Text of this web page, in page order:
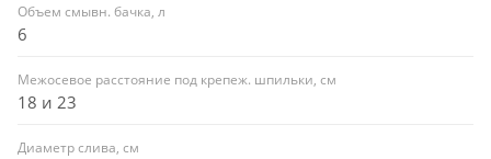
Объем смывн. бачка, л
6
Межосевое расстояние под крепеж. шпильки, см
18 и 23
Диаметр слива, см